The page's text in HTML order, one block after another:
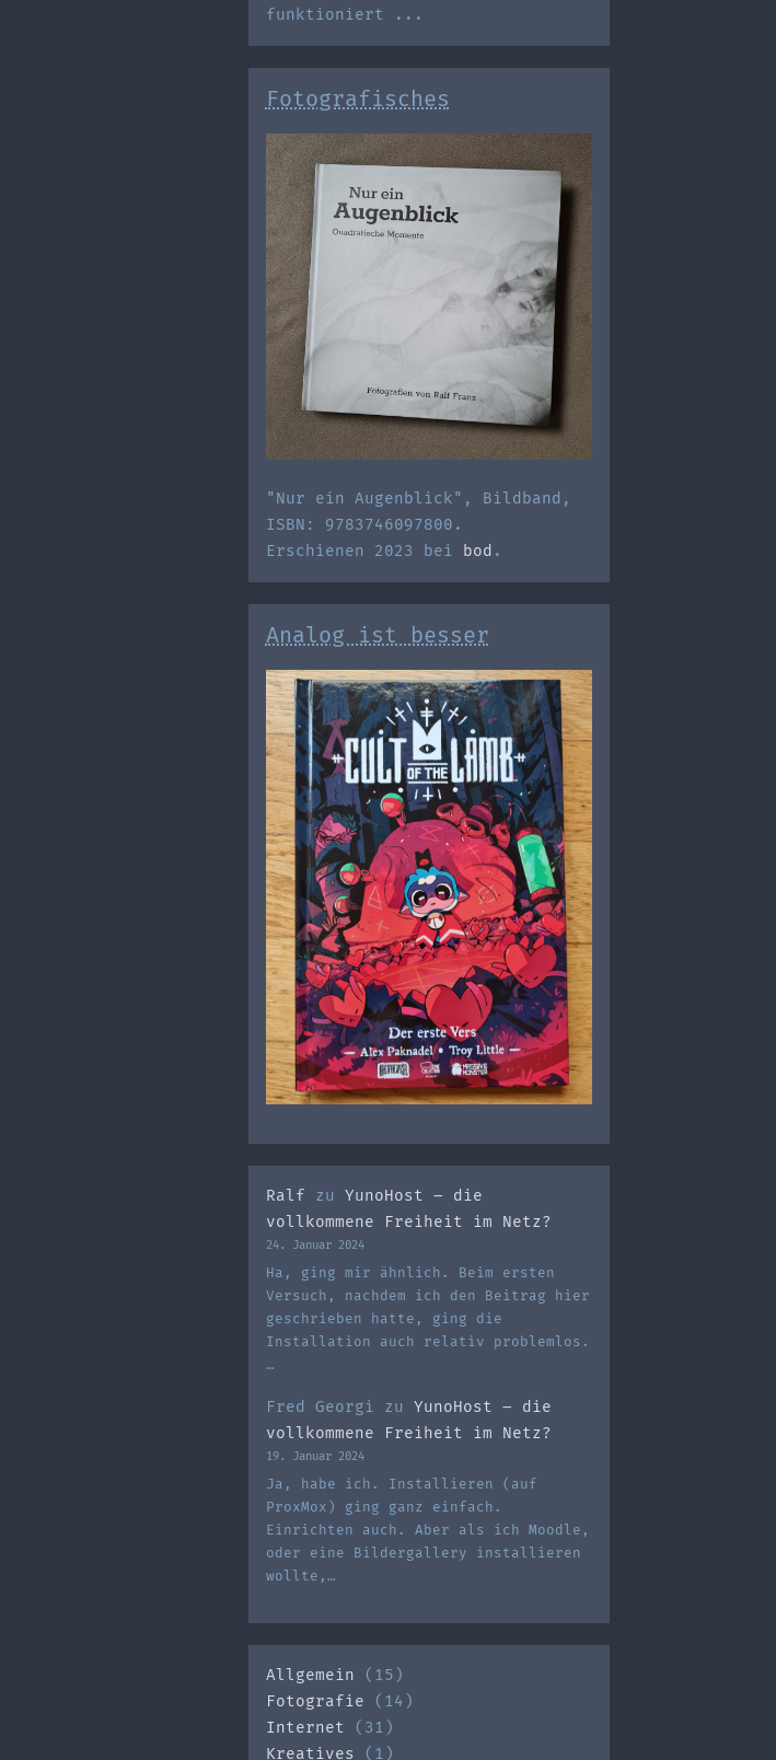
funktioniert ...
Fotografisches
"Nur ein Augenblick", Bildband,
ISBN: 9783746097800.
Erschienen 2023 bei
bod .
Analog ist besser
Ralf zu YunoHost – die
vollkommene Freiheit im Netz?
24. Januar 2024
Ha, ging mir ähnlich. Beim ersten
Versuch, nachdem ich den Beitrag hier
geschrieben hatte, ging die
Installation auch relativ problemlos.
…
Fred Georgi zu YunoHost – die
vollkommene Freiheit im Netz?
19. Januar 2024
Ja, habe ich. Installieren (auf
ProxMox) ging ganz einfach.
Einrichten auch. Aber als ich Moodle,
oder eine Bildergallery installieren
wollte,…
Allgemein (15)
Fotografie (14)
Internet (31)
Kreatives
(1)